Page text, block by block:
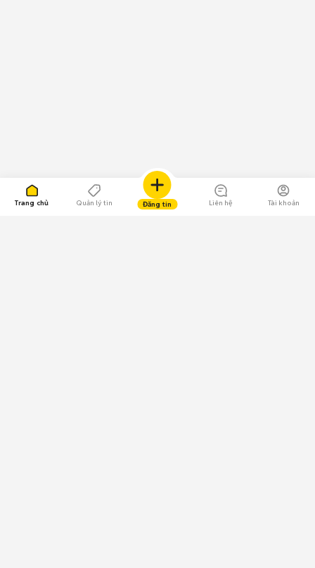
Trang chủ Quản lý tin Đăng tin Liên hệ Tài khoản